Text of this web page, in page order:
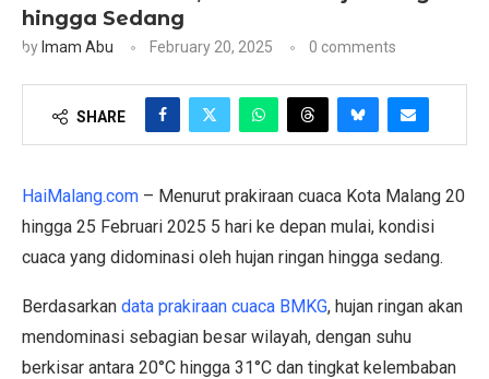
hingga Sedang
by Imam Abu February 20, 2025 0 comments
SHARE
HaiMalang.com – Menurut prakiraan cuaca Kota Malang 20
hingga 25 Februari 2025 5 hari ke depan mulai, kondisi
cuaca yang didominasi oleh hujan ringan hingga sedang.
Berdasarkan data prakiraan cuaca BMKG, hujan ringan akan
mendominasi sebagian besar wilayah, dengan suhu
berkisar antara 20°C hingga 31°C dan tingkat kelembaban